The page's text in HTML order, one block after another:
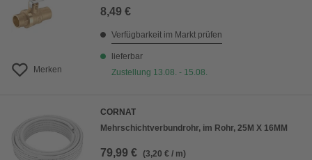
Merken
8,49 €
Verfügbarkeit im Markt prüfen
lieferbar
Zustellung 13.08. - 15.08.
CORNAT
Mehrschichtverbundrohr, im Rohr, 25M X 16MM
79,99 € (3,20 € / m)